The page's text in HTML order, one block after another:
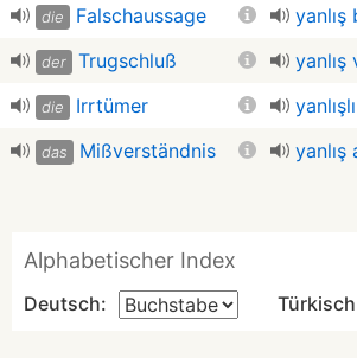
die Falschaussage yanlış
der Trugschluß yanlış
die Irrtümer
das Mißverständnis yanlış
Alphabetischer Index
Deutsch: